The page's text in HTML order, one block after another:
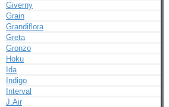
Giverny
Grain
Grandiflora
Greta
Gronzo
Hoku
Ida
Indigo
Interval
J.Air